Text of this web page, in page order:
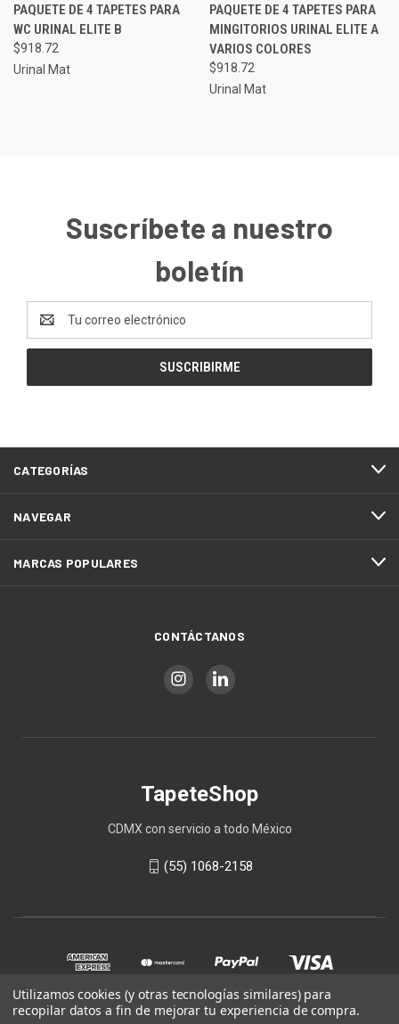
PAQUETE DE 4 TAPETES PARA
WC URINAL ELITE B
$918.72
Urinal Mat
PAQUETE DE 4 TAPETES PARA
MINGITORIOS URINAL ELITE A
VARIOS COLORES
$918.72
Urinal Mat
Suscríbete a nuestro
boletín
de
correo
CATEGORÍAS
NAVEGAR
MARCAS POPULARES
CONTÁCTANOS
TapeteShop
CDMX con servicio a todo México
(55) 1068-2158
Utilizamos cookies (y otras tecnologías similares) para
recopilar datos a fin de mejorar tu experiencia de compra.